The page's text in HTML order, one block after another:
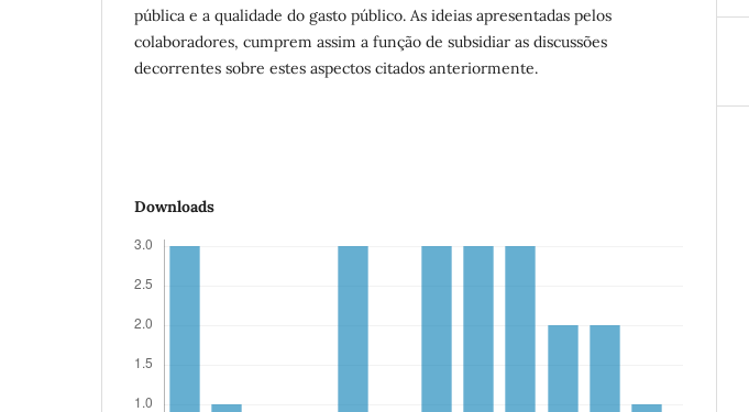
pública e a qualidade do gasto público. As ideias apresentadas pelos
colaboradores, cumprem assim a função de subsidiar as discussões
decorrentes sobre estes aspectos citados anteriormente.
Downloads